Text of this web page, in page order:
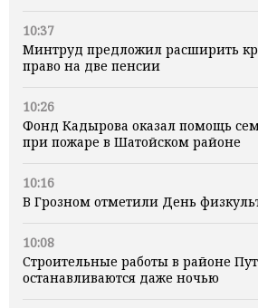
10:37
Минтруд предложил расширить
право на две пенсии
10:26
Фонд Кадырова оказал помощь
при пожаре в Шатойском районе
10:16
В Грозном отметили День
10:08
Строительные работы в районе
останавливаются даже ночью